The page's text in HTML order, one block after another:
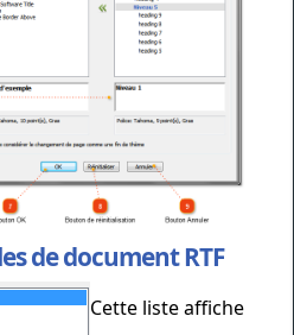
de document RTF
Cette liste affiche